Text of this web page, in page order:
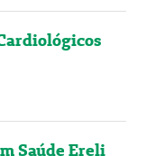
Saúde Ereli